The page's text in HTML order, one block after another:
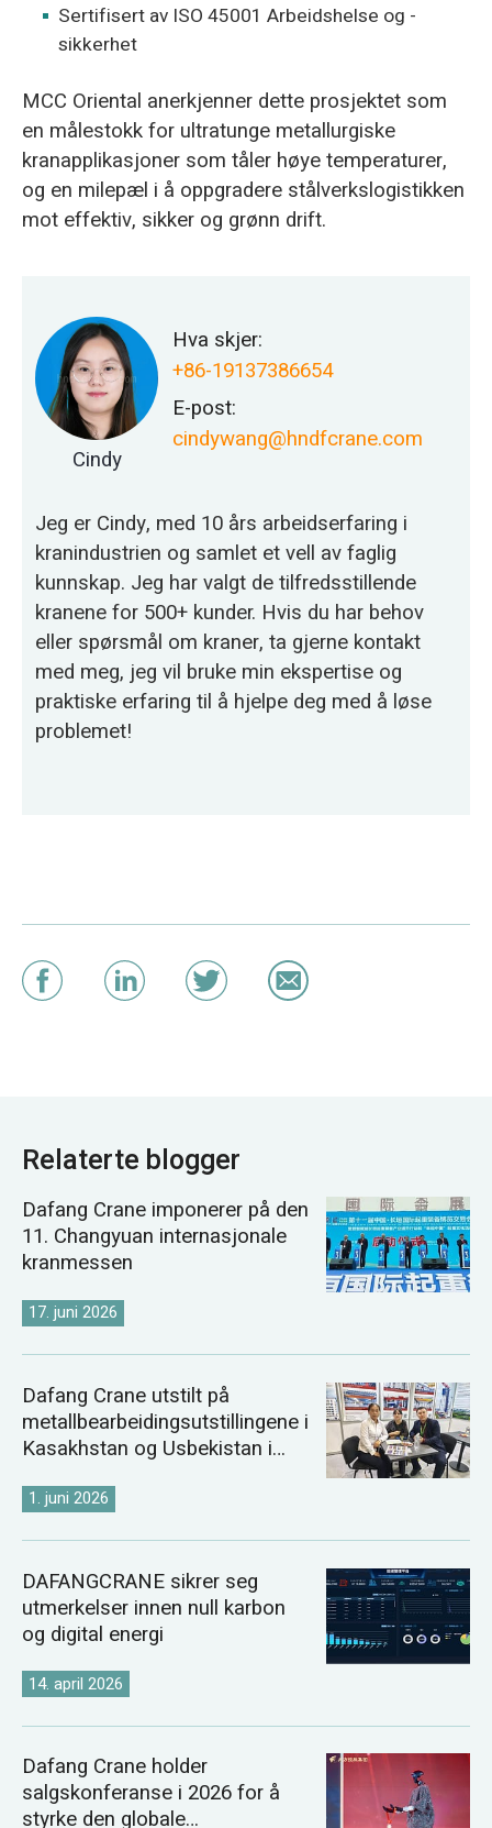
Sertifisert av ISO 45001 Arbeidshelse og -
sikkerhet
MCC Oriental anerkjenner dette prosjektet som
en målestokk for ultratunge metallurgiske
kranapplikasjoner som tåler høye temperaturer,
og en milepæl i å oppgradere stålverkslogistikken
mot effektiv, sikker og grønn drift.
Cindy
Hva skjer:
+86-19137386654
E-post:
cindywang@hndfcrane.com
Jeg er Cindy, med 10 års arbeidserfaring i
kranindustrien og samlet et vell av faglig
kunnskap. Jeg har valgt de tilfredsstillende
kranene for 500+ kunder. Hvis du har behov
eller spørsmål om kraner, ta gjerne kontakt
med meg, jeg vil bruke min ekspertise og
praktiske erfaring til å hjelpe deg med å løse
problemet!
Relaterte blogger
Dafang Crane imponerer på den
11. Changyuan internasjonale
kranmessen
17. juni 2026
Dafang Crane utstilt på
metallbearbeidingsutstillingene i
Kasakhstan og Usbekistan i
1. juni 2026
DAFANGCRANE sikrer seg
utmerkelser innen null karbon
og digital energi
14. april 2026
Dafang Crane holder
salgskonferanse i 2026 for å
styrke den globale